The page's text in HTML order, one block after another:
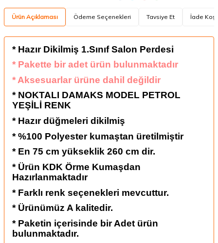
Ürün Açıklaması Ödeme Seçenekleri Tavsiye Et İade
* Hazır Dikilmiş 1.Sınıf Salon Perdesi
* Pakette bir adet ürün bulunmaktadır
* Aksesuarlar ürüne dahil değildir
* NOKTALI DAMAKS MODEL PETROL
YEŞİLİ RENK
* Hazır düğmeleri dikilmiş
* %100 Polyester kumaştan üretilmiştir
* En 75 cm yükseklik 260 cm dir.
* Ürün KDK Örme Kumaşdan
Hazırlanmaktadır
* Farklı renk seçenekleri mevcuttur.
* Ürünümüz A kalitedir.
* Paketin içerisinde bir Adet ürün
bulunmaktadır.